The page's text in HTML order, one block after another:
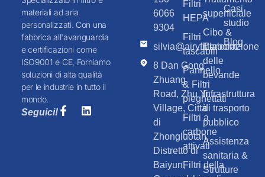
materiali ad aria
personalizzati. Con una
fabbrica all'avanguardia
e certificazioni come
ISO9001 e CE, Forniamo
soluzioni di alta qualità
per le industrie in tutto il
mondo.
Seguici!
Filtri
HEPA
Filtri
tascabili
Pannello
& Filtri
pieghettati
Filtri a
carbone
attivati
Filtri della
superficiale
Cibo &
Elaborazione
delle
bevande
Infrastruttura
di trasporto
pubblico
Assistenza
sanitaria &
Strutture
Casi
studio
Blog
6066
9304
silvia@airyfilter.com
8 Dan Gong
Zhuang
Road, Zhu Yi
Village, Città
di
Zhongluotan,
Distretto di
Baiyun,